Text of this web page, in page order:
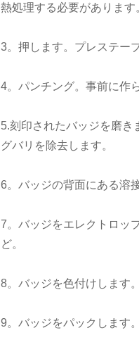
熱処理する必要があります
3。押します。プレステー
4。パンチング。事前に作
5.刻印されたバッジを磨き
グバリを除去します。
6。バッジの背面にある溶
7。バッジをエレクトロッ
ど。
8。バッジを色付けします
9。バッジをパックします